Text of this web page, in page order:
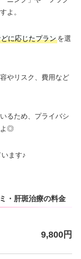
よ。
に応じたプランを選
やリスク、費用など
るため、プライバシ
よ◎
ます♪
・肝斑治療の料金
9,800円